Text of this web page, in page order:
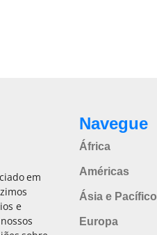
em
e
Navegue
África
Américas
Ásia e Pacífico
Europa